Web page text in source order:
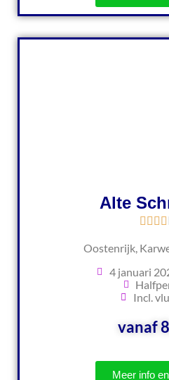
Alte
Oostenrijk,
4 januari
Incl.
vanaf
Meer info